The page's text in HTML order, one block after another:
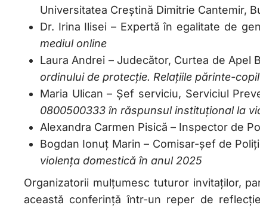
Universitatea Creștină Dimitrie Cantemir,
Dr. Irina Ilisei – Expertă în egalitate de
mediul online
Laura Andrei – Judecător, Curtea de
ordinului de protecție. Relațiile părinte-
Maria Ulican – Șef serviciu, Serviciul
0800500333 în răspunsul instituțional la
Alexandra Carmen Pisică – Inspector de
Bogdan Ionuț Marin – Comisar-șef de
violența domestică în anul 2025
Organizatorii mulțumesc tuturor invitaților,
această conferință într-un reper de